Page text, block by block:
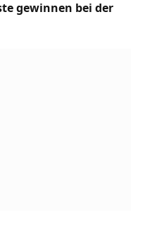
gewinnen bei der